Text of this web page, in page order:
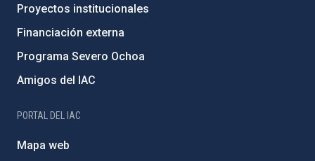
Proyectos institucionales
Financiación externa
Programa Severo Ochoa
Amigos del IAC
PORTAL DEL IAC
Mapa web